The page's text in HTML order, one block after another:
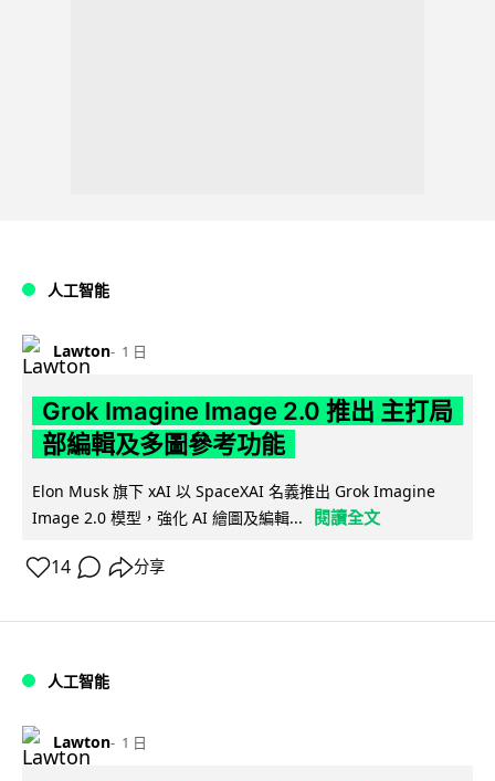
人工智能
Lawton 1 日
Grok Imagine Image 2.0 推出 主打局
部編輯及多圖參考功能
Elon Musk 旗下 xAI 以 SpaceXAI 名義推出 Grok Imagine
Image 2.0 模型，強化 AI 繪圖及編輯...
閱讀全文
14 分享
人工智能
Lawton 1 日